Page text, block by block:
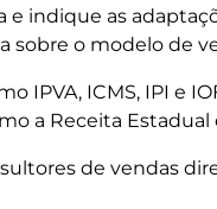
indique as
o modelo de
IPVA, ICMS, IPI e
a Receita Estadual
de vendas